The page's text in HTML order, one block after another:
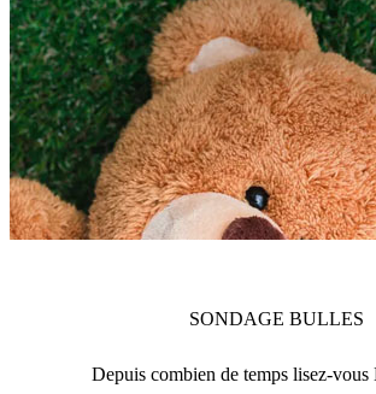
SONDAGE BULLES
Depuis combien de temps lisez-